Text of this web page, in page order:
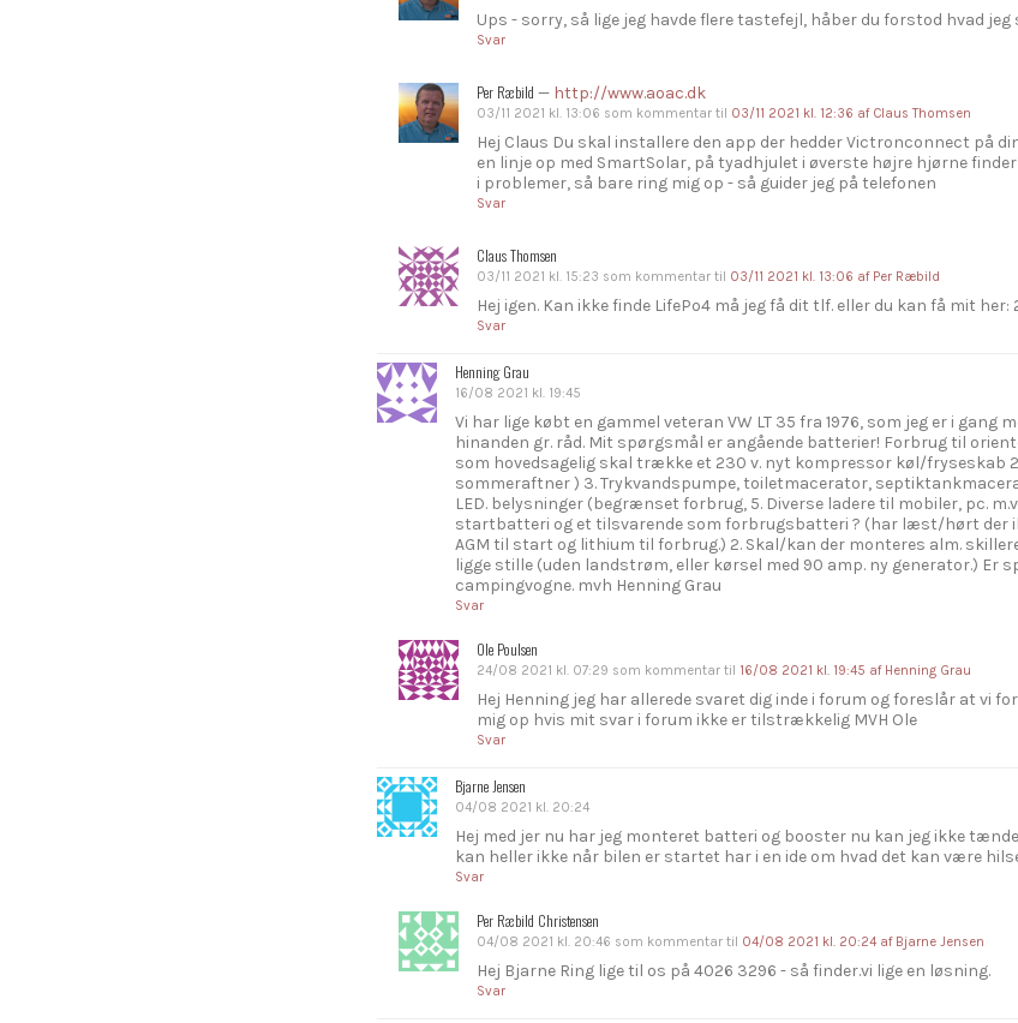
Ups - sorry, så lige jeg havde flere tastefejl, håber du forstod hvad jeg
Svar
Per Ræbild — http://www.aoac.dk
03/11 2021 kl. 13:06 som kommentar til 03/11 2021 kl. 12:36 af Claus Thomsen
Hej Claus Du skal installere den app der hedder Victronconnect på
en linje op med SmartSolar, på tyadhjulet i øverste højre hjørne
i problemer, så bare ring mig op - så guider jeg på telefonen
Svar
Claus Thomsen
03/11 2021 kl. 15:23 som kommentar til 03/11 2021 kl. 13:06 af Per Ræbild
Hej igen. Kan ikke finde LifePo4 må jeg få dit tlf. eller du kan få mit her:
Svar
Henning Grau
16/08 2021 kl. 19:45
Vi har lige købt en gammel veteran VW LT 35 fra 1976, som jeg er i
hinanden gr. råd. Mit spørgsmål er angående batterier! Forbrug til
som hovedsagelig skal trække et 230 v. nyt kompressor køl/fryseskab
sommeraftner ) 3. Trykvandspumpe, toiletmacerator,
LED. belysninger (begrænset forbrug, 5. Diverse ladere til mobiler, pc.
startbatteri og et tilsvarende som forbrugsbatteri ? (har læst/hørt der
AGM til start og lithium til forbrug.) 2. Skal/kan der monteres alm.
ligge stille (uden landstrøm, eller kørsel med 90 amp. ny generator.)
campingvogne. mvh Henning Grau
Svar
Ole Poulsen
24/08 2021 kl. 07:29 som kommentar til 16/08 2021 kl. 19:45 af Henning Grau
Hej Henning jeg har allerede svaret dig inde i forum og foreslår at
mig op hvis mit svar i forum ikke er tilstrækkelig MVH Ole
Svar
Bjarne Jensen
04/08 2021 kl. 20:24
Hej med jer nu har jeg monteret batteri og booster nu kan jeg ikke
kan heller ikke når bilen er startet har i en ide om hvad det kan være
Svar
Per Ræbild Christensen
04/08 2021 kl. 20:46 som kommentar til 04/08 2021 kl. 20:24af Bjarne Jensen
Hej Bjarne Ring lige til os på 4026 3296 - så finder.vi lige en løsning.
Svar